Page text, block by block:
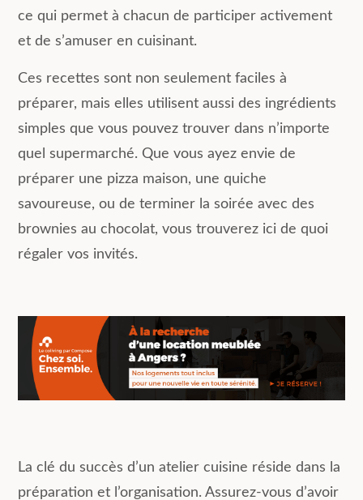
ce qui permet à chacun de participer activement
et de s’amuser en cuisinant.
Ces recettes sont non seulement faciles à
préparer, mais elles utilisent aussi des ingrédients
simples que vous pouvez trouver dans n’importe
quel supermarché. Que vous ayez envie de
préparer une pizza maison, une quiche
savoureuse, ou de terminer la soirée avec des
brownies au chocolat, vous trouverez ici de quoi
régaler vos invités.
La clé du succès d’un atelier cuisine réside dans la
préparation et l’organisation. Assurez-vous d’avoir